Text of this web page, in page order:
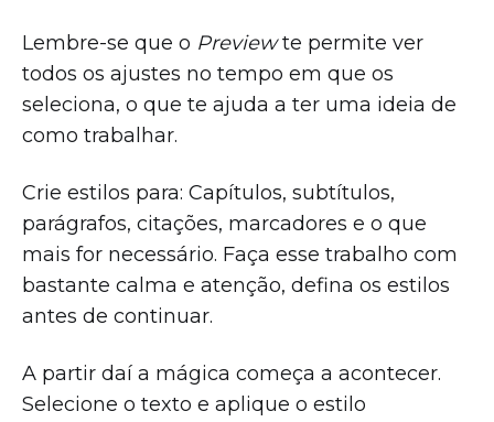
Lembre-se que o Previewte permite ver
todos os ajustes no tempo em que os
seleciona, o que te ajuda a ter uma ideia de
como trabalhar.
Crie estilos para: Capítulos, subtítulos,
parágrafos, citações, marcadores e o que
mais for necessário. Faça esse trabalho com
bastante calma e atenção, defina os estilos
antes de continuar.
A partir daí a mágica começa a acontecer.
Selecione o texto e aplique o estilo